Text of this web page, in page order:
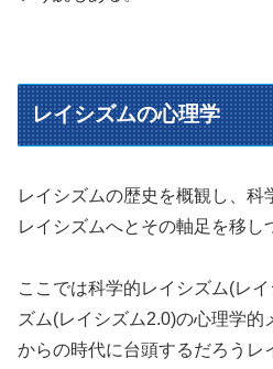
レイシズムの心理学
レイシズムの歴史を概観し、科
レイシズムへとその軸足を移し
ここでは科学的レイシズム(レ
ズム(レイシズム2.0)の心理学
からの時代に台頭するだろうレ